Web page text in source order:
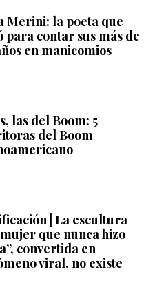
Merini: la poeta que
para contar sus más de
en manicomios
las del Boom: 5
del Boom
| La escultura
que nunca hizo
convertida en
viral, no existe